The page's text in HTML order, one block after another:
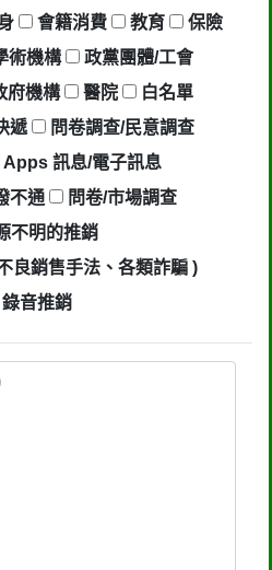
❓ 待確認
了兩聲就掛掉
型： 其他
06-06 21:35:42
❓ 待確認
響兩下就掛斷
06-02 10:33:01
會籍消費 教育
保險
術機構
政黨團體/工會
府機構 醫院
白名單
遞
問卷調查/民意調查
Apps 訊息/電子訊息
不通
問卷/市場調查
不明的推銷
良銷售手法、各類詐騙 )
音推銷